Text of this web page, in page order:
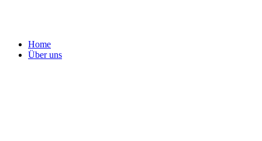
Home
Über uns